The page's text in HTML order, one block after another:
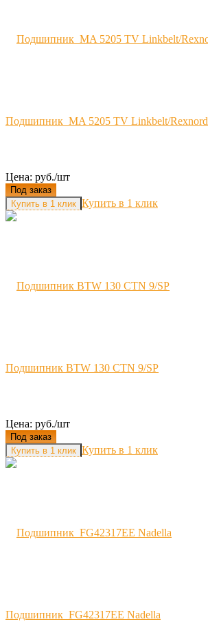
Подшипник MA 5205 TV Linkbelt/Rexnord
Цена: руб./шт
Под заказ
Купить в 1 клик
Подшипник BTW 130 CTN 9/SP
Цена: руб./шт
Под заказ
Купить в 1 клик
Подшипник FG42317EE Nadella